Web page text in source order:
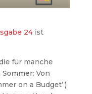
24ist
für manche
Von
on a Budget“)